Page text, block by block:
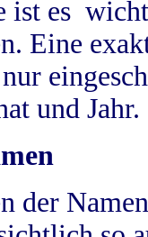
ist es
Eine
und Jahr.
der